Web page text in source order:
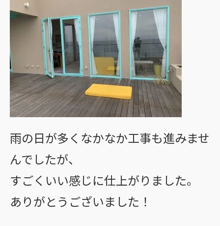
雨の日が多くなかなか工事も進みませ
んでしたが、
すごくいい感じに仕上がりました。
ありがとうございました！